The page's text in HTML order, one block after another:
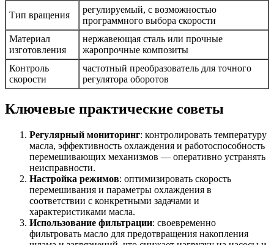
Тип вращения
регулируемый, с возможностью
программного выбора скорости
Материал
изготовления
нержавеющая сталь или прочные
жаропрочные композиты
Контроль
скорости
частотный преобразователь для точного
регулятора оборотов
Ключевые практические советы
Регулярный мониторинг: контролировать температуру
масла, эффективность охлаждения и работоспособность
перемешивающих механизмов — оперативно устранять
неисправности.
Настройка режимов: оптимизировать скорость
перемешивания и параметры охлаждения в
соответствии с конкретными задачами и
характеристиками масла.
Использование фильтрации: своевременно
фильтровать масло для предотвращения накопления